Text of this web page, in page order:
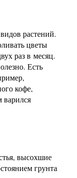
растений.
цветы
раз в месяц.
Есть
кофе,
варился
высохшие
грунта